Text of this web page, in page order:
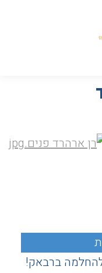
להחלמה ברבאק!